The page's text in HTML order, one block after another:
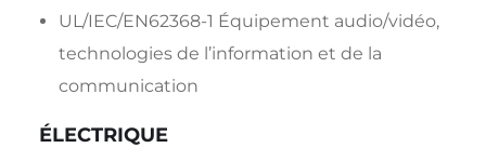
UL/IEC/EN62368-1 Équipement audio/vidéo,
technologies de l’information et de la
communication
ÉLECTRIQUE